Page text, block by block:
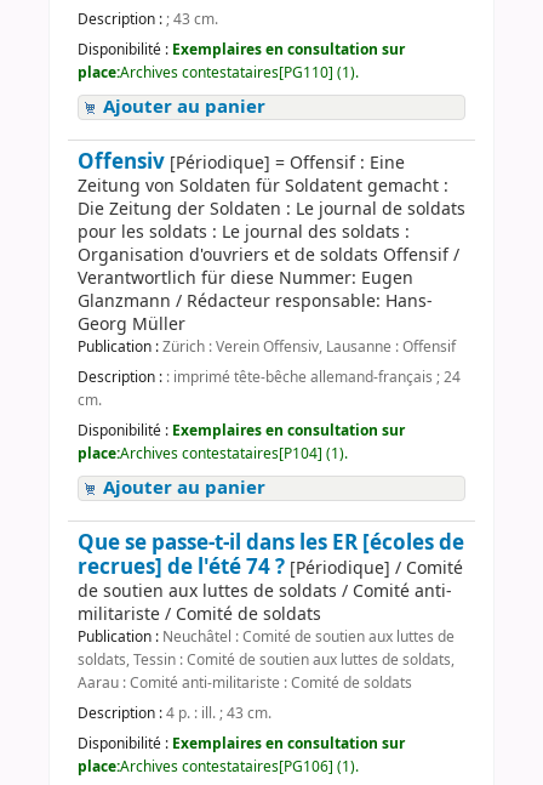
Description :; 43 cm.
Disponibilité : Exemplaires en consultation sur
place:Archives contestataires[PG110] (1).
Ajouter au panier
Offensiv [Périodique] = Offensif : Eine
Zeitung von Soldaten für Soldatent gemacht :
Die Zeitung der Soldaten : Le journal de soldats
pour les soldats : Le journal des soldats :
Organisation d'ouvriers et de soldats Offensif /
Verantwortlich für diese Nummer: Eugen
Glanzmann / Rédacteur responsable: Hans-
Georg Müller
Publication :Zürich : Verein Offensiv, Lausanne : Offensif
Description : : imprimé tête-bêche allemand-français ; 24
cm.
Disponibilité : Exemplaires en consultation sur
place:Archives contestataires[P104] (1).
Ajouter au panier
Que se passe-t-il dans les ER [écoles de
recrues] de l'été 74 ? [Périodique] / Comité
de soutien aux luttes de soldats / Comité anti-
militariste / Comité de soldats
Publication : Neuchâtel : Comité de soutien aux luttes de
soldats, Tessin : Comité de soutien aux luttes de soldats,
Aarau : Comité anti-militariste : Comité de soldats
Description :4 p. : ill. ; 43 cm.
Disponibilité : Exemplaires en consultation sur
place:Archives contestataires[PG106] (1).